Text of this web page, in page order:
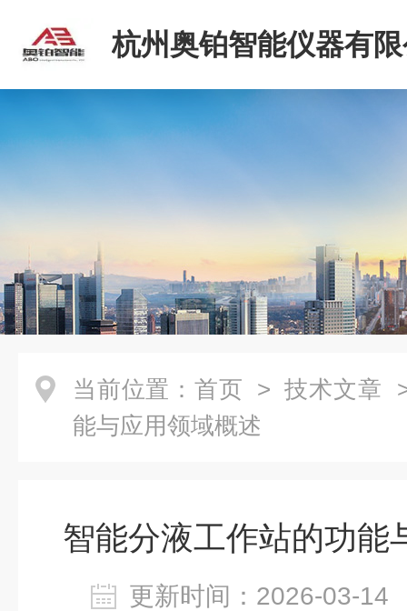
杭州奥铂智能仪器有
当前位置： 首页 > 技术文章
能与应用领域概述
智能分液工作站的功能
更新时间：2026-03-